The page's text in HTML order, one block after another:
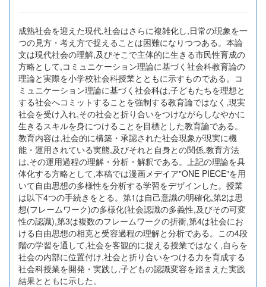
成熟社会を迎えた現代,社会はさらに複雑化し,日常の現象を一
つの見方・考え方で捉えることは困難になりつつある。本論
文は現代社会の理解,及びそこで主体的に生きる市民性育成の
方略として,コミュニケーション理論に基づく社会科教育論の
理論と実際を小学校社会科授業とともに示すものである。コ
ミュニケーション理論に基づく社会科は,子どもたちを理想と
する社会へコミットすることを強制する教育論ではなく,現実
社会を受け入れ,その社会と折り合いをつけながらしなやかに
生きるスキルを身につけることを目標とした教育論である。
教育内容は,社会的に構築・承認された社会現象が現実に機
能・運用されている実態,及びそれと自身との関係,教育方法
は,その運用過程の理解・分析・解釈である。上記の理論を具
体化する方略として,本稿では漫画メデイア"ONE PIECE"を用
いて自由思想の多様性を分析する学習をデザインした。授業
は以下4つの手続きをとる。第1は自己意識の明確化,第2は思
想(フレームワーク)の多様化(社会認識の多義性,及びその可変
性の認識),第3は複数のフレームワークの折衝,第4は社会にお
ける自由思想の相克と受容過程の理解と分析である。この4段
階の学習を通して,社会を客観的に捉える授業ではなく,自らを
社会の内部に位置付け,社会と折り合いをつける力を育成する
社会科授業を開発・実践し,子どもの認識変容を踏まえた実践
結果とともに示した。